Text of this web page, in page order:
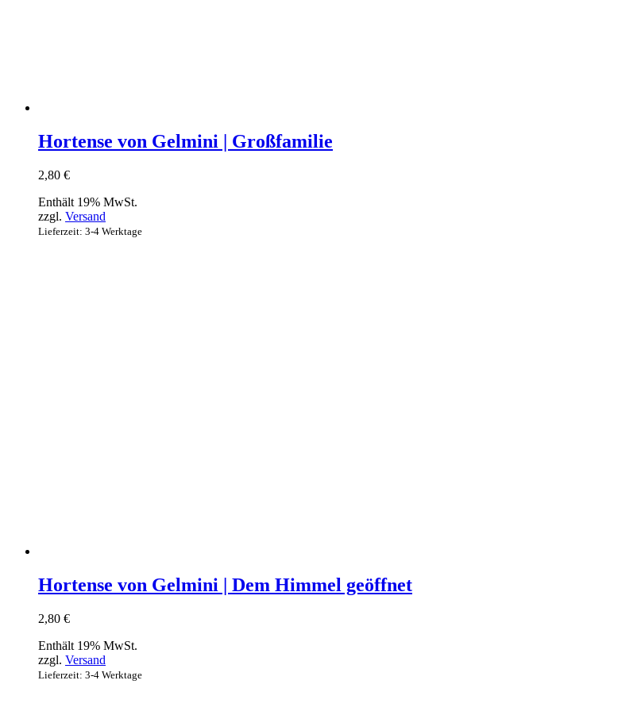
Hortense von Gelmini | Großfamilie
2,80 €
Enthält 19% MwSt.
zzgl. Versand
Lieferzeit: 3-4 Werktage
Hortense von Gelmini | Dem Himmel geöffnet
2,80 €
Enthält 19% MwSt.
zzgl. Versand
Lieferzeit: 3-4 Werktage